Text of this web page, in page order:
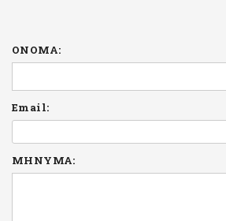
ΟΝΟΜΑ:
Email:
ΜΗΝΥΜΑ: